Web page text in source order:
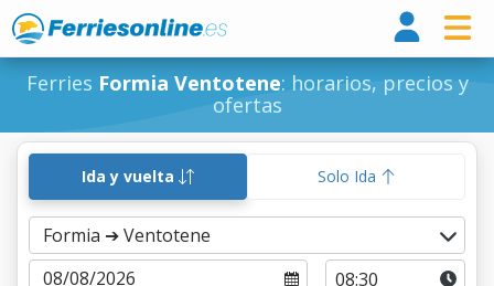
Ferries Formia Ventotene: horarios, precios y
ofertas
Ida y vuelta Solo Ida